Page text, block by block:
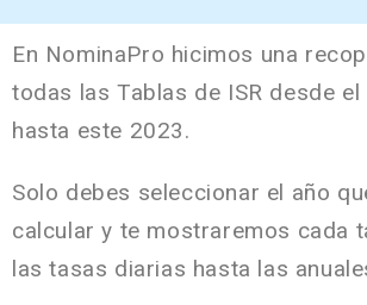
En NominaPro hicimos una
todas las Tablas de ISR desde
hasta este 2023.
Solo debes seleccionar el año
calcular y te mostraremos cada
las tasas diarias hasta las